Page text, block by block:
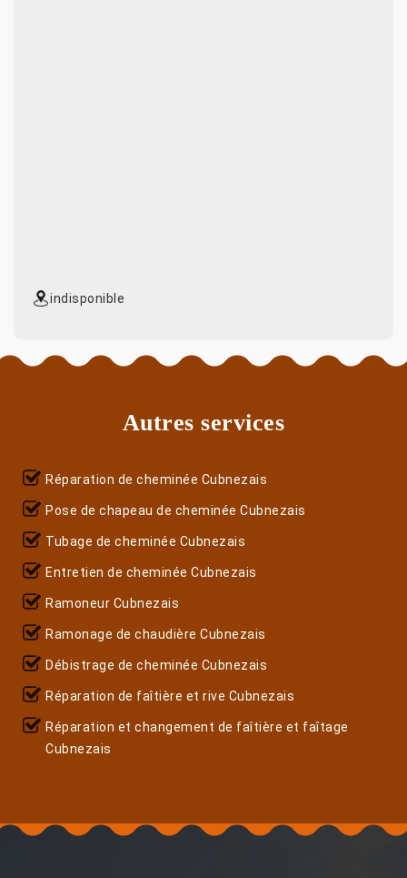
indisponible
Autres services
Réparation de cheminée Cubnezais
Pose de chapeau de cheminée Cubnezais
Tubage de cheminée Cubnezais
Entretien de cheminée Cubnezais
Ramoneur Cubnezais
Ramonage de chaudière Cubnezais
Débistrage de cheminée Cubnezais
Réparation de faîtière et rive Cubnezais
Réparation et changement de faîtière et faîtage
Cubnezais